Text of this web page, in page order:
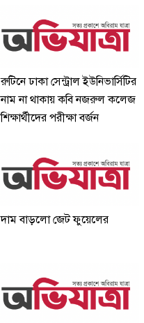
রুটিনে ঢাকা সেন্ট্রাল ইউনিভার্সিটির
নাম না থাকায় কবি নজরুল কলেজ
শিক্ষার্থীদের পরীক্ষা বর্জন
দাম বাড়লো জেট ফুয়েলের